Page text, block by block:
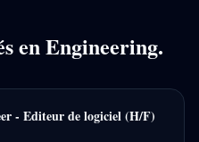
enEngineering.
- Editeur de logiciel (H/F)